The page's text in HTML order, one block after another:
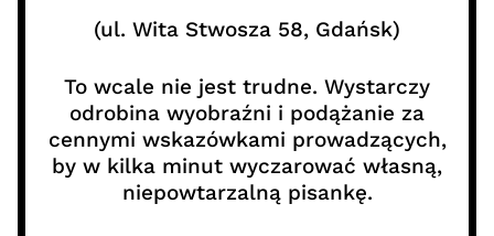
(ul. Wita Stwosza 58, Gdańsk)
To wcale nie jest trudne. Wystarczy
odrobina wyobraźni i podążanie za
cennymi wskazówkami prowadzących,
by w kilka minut wyczarować własną,
niepowtarzalną pisankę.